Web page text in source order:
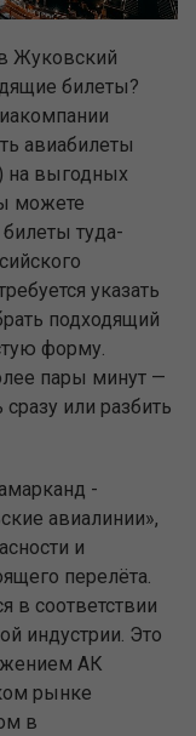
Жуковский
билеты?
авиабилеты
на выгодных
можете
билеты туда-
указать
подходящий
форму.
пары минут —
или разбить
-
авиалинии»,
и
перелёта.
в соответствии
индустрии. Это
АК
рынке
в